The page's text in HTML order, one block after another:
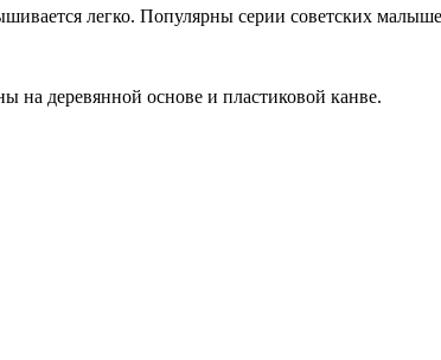
легко. Популярны серии советских
на деревянной основе и пластиковой канве.